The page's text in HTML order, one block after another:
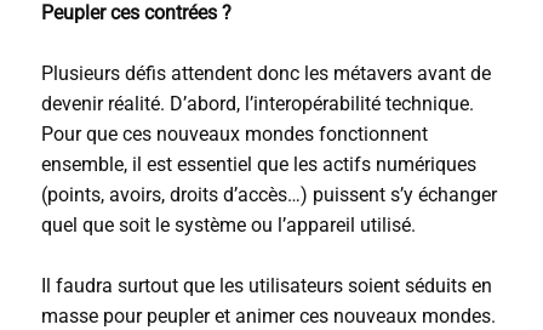
Peupler ces contrées ?
Plusieurs défis attendent donc les métavers avant de
devenir réalité. D’abord, l’interopérabilité technique.
Pour que ces nouveaux mondes fonctionnent
ensemble, il est essentiel que les actifs numériques
(points, avoirs, droits d’accès…) puissent s’y échanger
quel que soit le système ou l’appareil utilisé.
Il faudra surtout que les utilisateurs soient séduits en
masse pour peupler et animer ces nouveaux mondes.